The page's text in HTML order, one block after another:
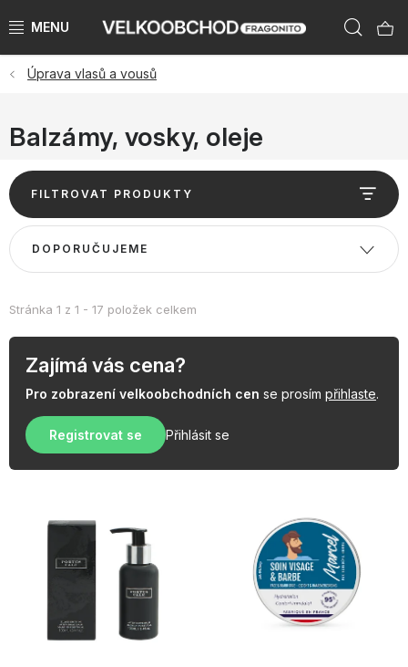
na
NAŠE ZNAČKY
PŘEDPRODEJ VÁNOCE 2026
NOVINKY 2026
KATEGORIE
ZNAČKY PODLE ZEMÍ
VÝPRODEJ SKLADU AŽ -50 %
KATALOGY
AKCE
Jak nakupovat
Úprava vlasů a vousů
Balzámy, vosky, oleje
FILTROVAT PRODUKTY
V
ý
p
i
p
r
t
Zajímá vás cena?
Pro zobrazení velkoobchodních cen se prosím přihlaste.
Registrovat se Přihlásit se
Stránka 1 z 1 - 17 položek celkem
Ř
a
e
n
d
DOPORUČUJEME